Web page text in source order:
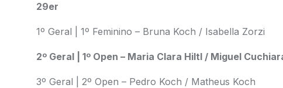
29er
1º Geral | 1º Feminino – Bruna Koch / Isabella Zorzi
2º Geral | 1º Open – Maria Clara Hiltl / Miguel
3º Geral | 2º Open – Pedro Koch / Matheus Koch